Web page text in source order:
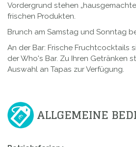
Vordergrund stehen
frischen Produkten.
Brunch am Samstag und Sonntag
An der Bar: Frische Fruchtcocktails
der Who's Bar. Zu Ihren Getränken
Auswahl an Tapas zur Verfügung.
ALLGEMEINE